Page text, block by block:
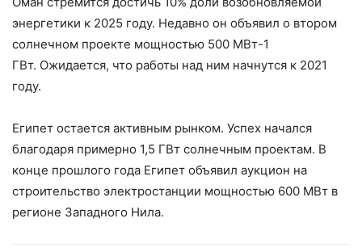
энергетики к 2025 году. Недавно он объявил о втором
солнечном проекте мощностью 500 МВт-1
ГВт. Ожидается, что работы над ним начнутся к 2021
году.
Египет остается активным рынком. Успех начался
благодаря примерно 1,5 ГВт солнечным проектам. В
конце прошлого года Египет объявил аукцион на
строительство электростанции мощностью 600 МВт в
регионе Западного Нила.